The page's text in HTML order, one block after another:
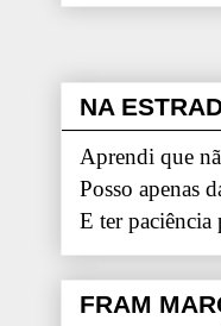
NA
Aprendi que
Posso apenas
E ter paciência
FRAM